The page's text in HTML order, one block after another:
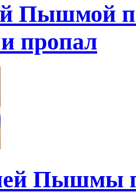
Пышмой
пропал
Пышмы